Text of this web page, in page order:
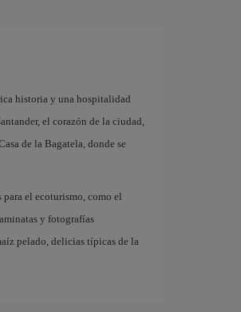
historia y una hospitalidad
el corazón de la ciudad,
de la Bagatela, donde se
para el ecoturismo, como el
y fotografías
pelado, delicias típicas de la